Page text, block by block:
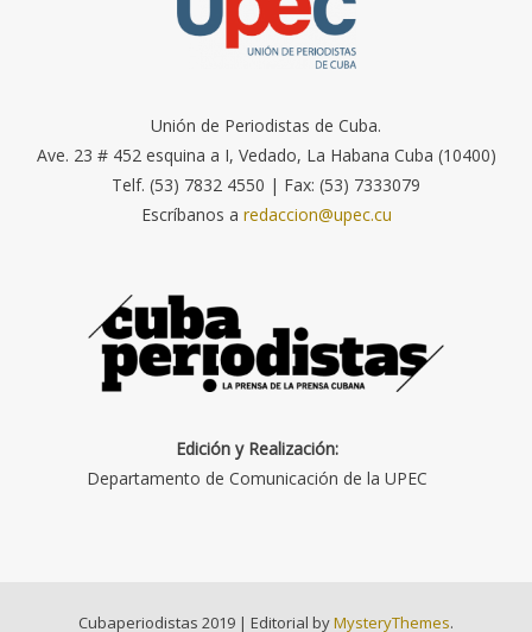
Unión de Periodistas de Cuba.
Ave. 23 # 452 esquina a I, Vedado, La Habana Cuba (10400)
Telf. (53) 7832 4550 | Fax: (53) 7333079
Escríbanos a redaccion@upec.cu
Edición y Realización:
Departamento de Comunicación de la UPEC
Cubaperiodistas 2019 | Editorial byMysteryThemes.